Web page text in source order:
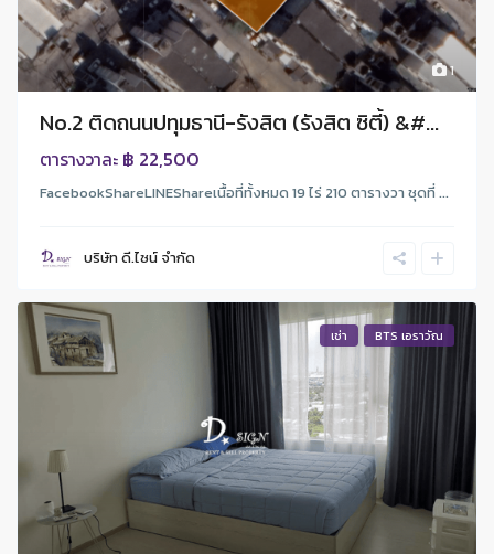
1
No.2 ติดถนนปทุมธานี-รังสิต (รังสิต ซิตี้) &#...
ตารางวาละ ฿ 22,500
FacebookShareLINEShareเนื้อที่ทั้งหมด 19 ไร่ 210 ตารางวา ชุดที่ ...
บริษัท ดี.ไซน์ จํากัด
เช่า BTS เอราวัณ